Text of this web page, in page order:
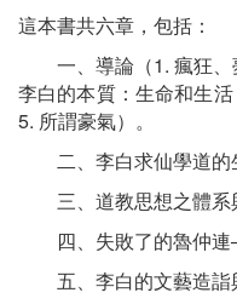
這本書共六章，包括：
一、導論（1. 瘋狂、
李白的本質：生命和生
5. 所謂豪氣）。
二、李白求仙學道的
三、道教思想之體系
四、失敗了的魯仲連
五、李白的文藝造詣